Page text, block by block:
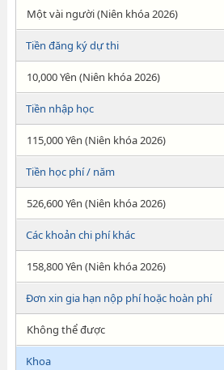
Một vài người (Niên khóa 2026)
Tiền đăng ký dự thi
10,000 Yên (Niên khóa 2026)
Tiền nhập học
115,000 Yên (Niên khóa 2026)
Tiền học phí / năm
526,600 Yên (Niên khóa 2026)
Các khoản chi phí khác
158,800 Yên (Niên khóa 2026)
Đơn xin gia hạn nộp phí hoặc hoàn phí
Không thể được
Khoa